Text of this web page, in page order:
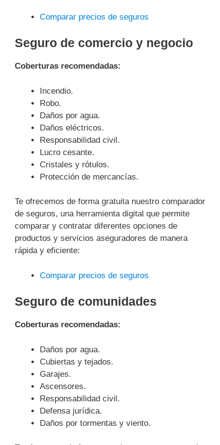
Comparar precios de seguros
Seguro de comercio y negocio
Coberturas recomendadas:
Incendio.
Robo.
Daños por agua.
Daños eléctricos.
Responsabilidad civil.
Lucro cesante.
Cristales y rótulos.
Protección de mercancías.
Te ofrecemos de forma gratuita nuestro comparador
de seguros, una herramienta digital que permite
comparar y contratar diferentes opciones de
productos y servicios aseguradores de manera
rápida y eficiente:
Comparar precios de seguros
Seguro de comunidades
Coberturas recomendadas:
Daños por agua.
Cubiertas y tejados.
Garajes.
Ascensores.
Responsabilidad civil.
Defensa jurídica.
Daños por tormentas y viento.